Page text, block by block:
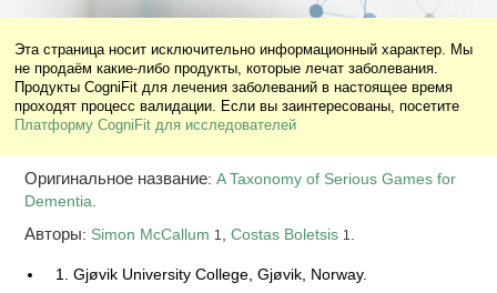
Эта страница носит исключительно информационный характер. Мы
не продаём какие-либо продукты, которые лечат заболевания.
Продукты CogniFit для лечения заболеваний в настоящее время
проходят процесс валидации. Если вы заинтересованы, посетите
Платформу CogniFit для исследователей
Оригинальное название:A Taxonomy of Serious Games for
Dementia
Авторы: Simon McCallum 1 ,Costas Boletsis 1
1. Gjøvik University College, Gjøvik, Norway.